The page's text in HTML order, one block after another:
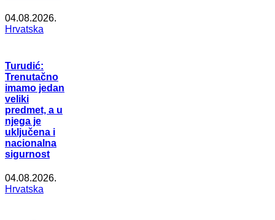
04.08.2026.
Hrvatska
Turudić:
Trenutačno
imamo jedan
veliki
predmet, a u
njega je
uključena i
nacionalna
sigurnost
04.08.2026.
Hrvatska